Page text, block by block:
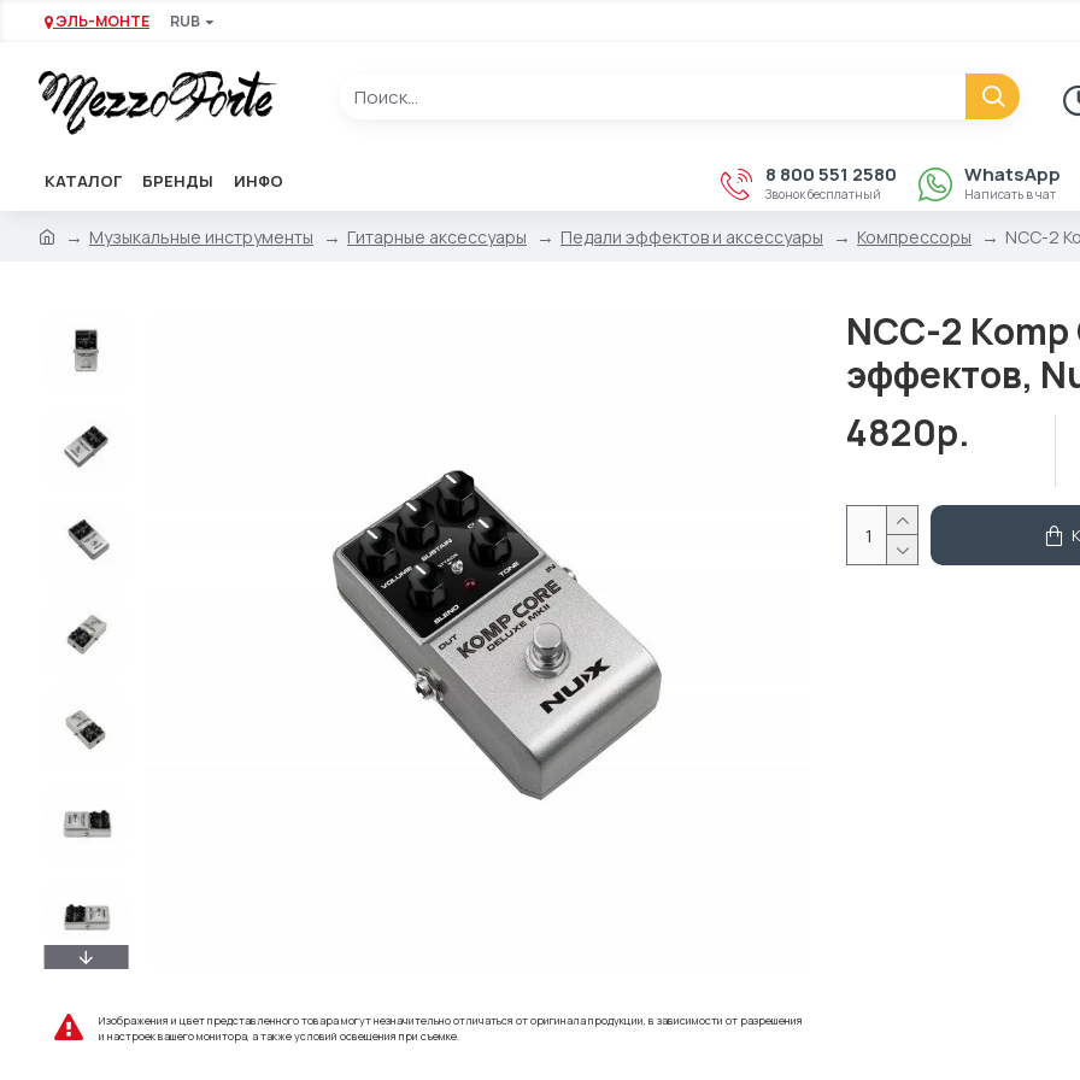
ЭЛЬ-МОНТЕ RUB
КАТАЛОГ БРЕНДЫ ИНФО 8 800 551 2580
Звонок бесплатный
WhatsApp
Написать в чат
Музыкальные инструменты Гитарные аксессуары Педали эффектов и аксессуары Компрессоры NCC-2
Изображения и цвет представленного товара могут незначительно отличаться от оригинала продукции, в зависимости от разрешения
и настроек вашего монитора, а также условий освещения при съемке.
NCC-2
эффектов,
4820р.